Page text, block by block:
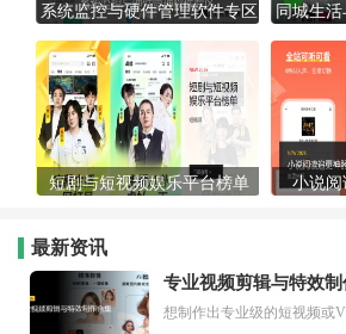
系统监控与硬件管理软件专区 同城生
短剧与短视频娱乐平台榜单 小说阅
最新资讯
专业视频剪辑与特效